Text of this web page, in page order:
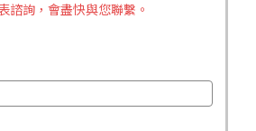
諮詢，會盡快與您聯繫。